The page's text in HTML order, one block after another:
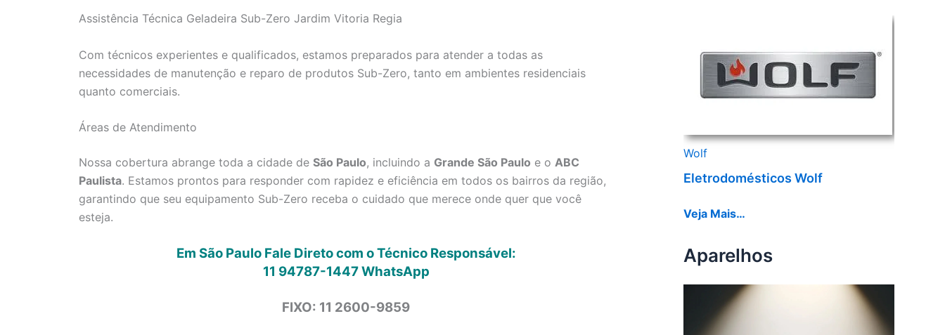
Assistência Técnica Geladeira Sub-Zero Jardim Vitoria Regia
Com técnicos experientes e qualificados, estamos preparados para atender a todas as
necessidades de manutenção e reparo de produtos Sub-Zero, tanto em ambientes residenciais
quanto comerciais.
Áreas de Atendimento
Nossa cobertura abrange toda a cidade de São Paulo, incluindo a Grande São Paulo e o ABC
Paulista. Estamos prontos para responder com rapidez e eficiência em todos os bairros da região,
garantindo que seu equipamento Sub-Zero receba o cuidado que merece onde quer que você
esteja.
Em São Paulo Fale Direto com o Técnico Responsável:
11 94787-1447WhatsApp
FIXO: 11 2600-9859
Wolf
Eletrodomésticos Wolf
Veja Mais…
Aparelhos